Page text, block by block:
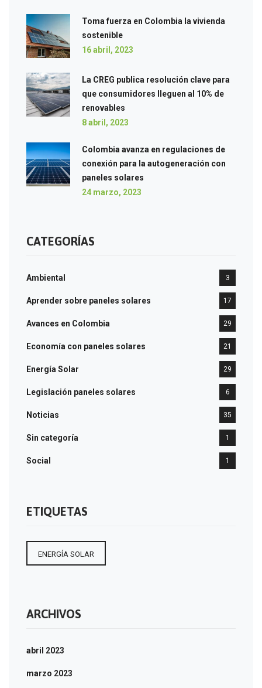
Toma fuerza en Colombia la vivienda
sostenible
16 abril, 2023
La CREG publica resolución clave para
que consumidores lleguen al 10% de
renovables
8 abril, 2023
Colombia avanza en regulaciones de
conexión para la autogeneración con
paneles solares
24 marzo, 2023
CATEGORÍAS
Ambiental 3
Aprender sobre paneles solares 17
Avances en Colombia 29
Economía con paneles solares 21
Energía Solar 29
Legislación paneles solares 6
Noticias 35
Sin categoría 1
Social 1
ETIQUETAS
ENERGÍA SOLAR
ARCHIVOS
abril 2023
marzo 2023